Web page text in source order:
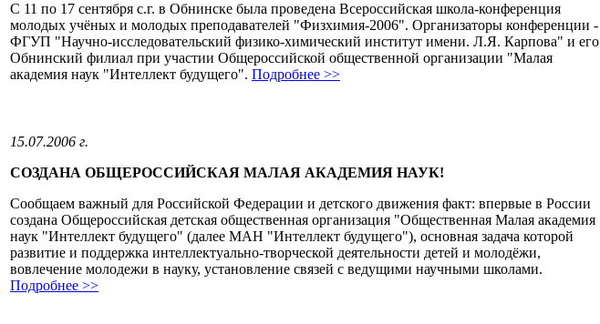
С 11 по 17 сентября с.г. в Обнинске была проведена Всероссийская школа-конференция
молодых учёных и молодых преподавателей "Физхимия-2006". Организаторы конференции -
ФГУП "Научно-исследовательский физико-химический институт имени. Л.Я. Карпова" и его
Обнинский филиал при участии Общероссийской общественной организации "Малая
академия наук "Интеллект будущего". Подробнее >>
15.07.2006 г.
СОЗДАНА ОБЩЕРОССИЙСКАЯ МАЛАЯ АКАДЕМИЯ НАУК!
Сообщаем важный для Российской Федерации и детского движения факт: впервые в России
создана Общероссийская детская общественная организация "Общественная Малая академия
наук "Интеллект будущего" (далее МАН "Интеллект будущего"), основная задача которой
развитие и поддержка интеллектуально-творческой деятельности детей и молодёжи,
вовлечение молодежи в науку, установление связей с ведущими научными школами.
Подробнее >>